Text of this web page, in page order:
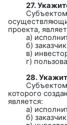
27.
проекта,
а)
б)
в)
г)
28.
которого
является:
а)
б)